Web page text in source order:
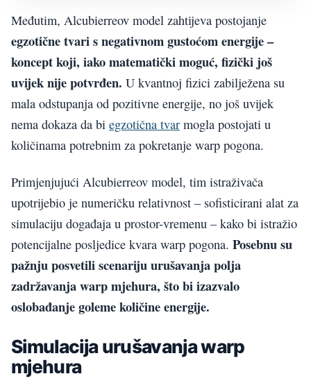
Međutim, Alcubierreov model zahtijeva postojanje
egzotične tvari s negativnom gustoćom energije –
koncept koji, iako matematički moguć, fizički još
uvijek nije potvrđen. U kvantnoj fizici zabilježena su
mala odstupanja od pozitivne energije, no još uvijek
nema dokaza da bi egzotična tvar mogla postojati u
količinama potrebnim za pokretanje warp pogona.
Primjenjujući Alcubierreov model, tim istraživača
upotrijebio je numeričku relativnost – sofisticirani alat za
simulaciju događaja u prostor-vremenu – kako bi istražio
potencijalne posljedice kvara warp pogona. Posebnu su
pažnju posvetili scenariju urušavanja polja
zadržavanja warp mjehura, što bi izazvalo
oslobađanje goleme količine energije.
Simulacija urušavanja warp
mjehura